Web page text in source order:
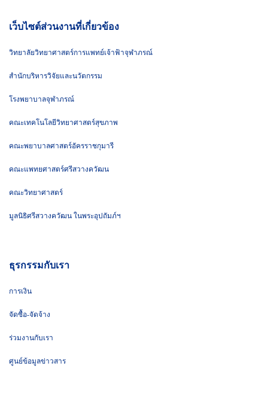
เว็บไซต์ส่วนงานที่เกี่ยวข้อง
วิทยาลัยวิทยาศาสตร์การแพทย์เจ้าฟ้าจุฬาภรณ์
สำนักบริหารวิจัยและนวัตกรรม
โรงพยาบาลจุฬาภรณ์
คณะเทคโนโลยีวิทยาศาสตร์สุขภาพ
คณะพยาบาลศาสตร์อัครราชกุมารี
คณะแพทยศาสตร์ศรีสวางควัฒน
คณะวิทยาศาสตร์
มูลนิธิศรีสวางควัฒน ในพระอุปถัมภ์ฯ
ธุรกรรมกับเรา
การเงิน
จัดซื้อ-จัดจ้าง
ร่วมงานกับเรา
ศูนย์ข้อมูลข่าวสาร